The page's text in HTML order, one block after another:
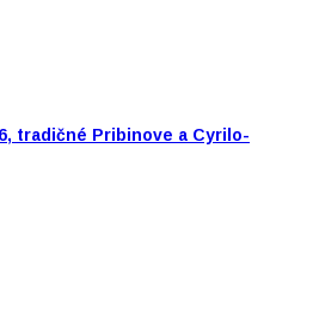
tradičné Pribinove a Cyrilo-